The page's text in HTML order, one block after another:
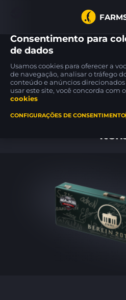
33
33 26
Consentimento para
de dados
Usamos cookies para oferecer a
de navegação, analisar o tráfego
conteúdo e anúncios
usar este site, você concorda com
cookies
CONFIGURAÇÕES DE CONSENTIMENTO